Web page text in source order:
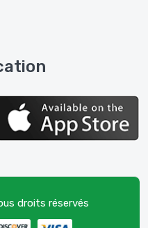
droits réservés